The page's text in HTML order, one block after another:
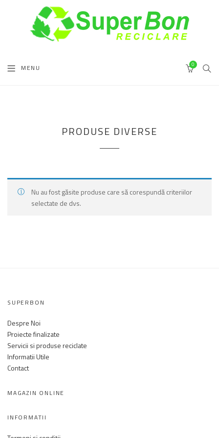
MENU 0
PRODUSE DIVERSE
Nu au fost găsite produse care să corespundă criteriilor
selectate de dvs.
SUPERBON
Despre Noi
Proiecte finalizate
Servicii si produse reciclate
Informatii Utile
Contact
MAGAZIN ONLINE
INFORMATII